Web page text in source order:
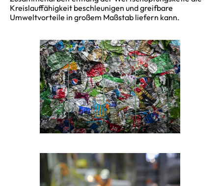
Kreislauffähigkeit beschleunigen und greifbare
Umweltvorteile in großem Maßstab liefern kann.